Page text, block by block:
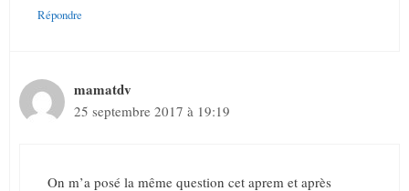
Répondre
mamatdv
25 septembre 2017 à 19:19
On m’a posé la même question cet aprem et après